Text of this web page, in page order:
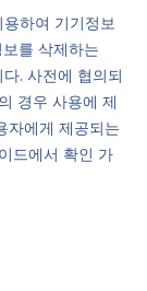
하여 기기정보
를 삭제하는
. 사전에 협의되
경우 사용에 제
자에게 제공되는
드에서 확인 가